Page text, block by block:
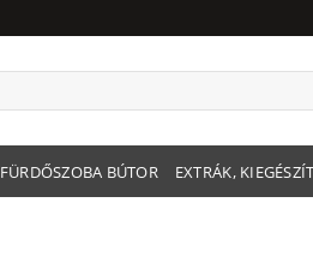
FÜRDŐSZOBA BÚTOR EXTRÁK,